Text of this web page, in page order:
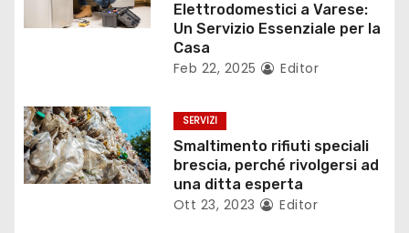
a
t
i
c
Elettrodomestici a Varese:
Un Servizio Essenziale per la
Casa
Feb 22, 2025 Editor
SERVIZI
Smaltimento rifiuti speciali
brescia, perché rivolgersi ad
una ditta esperta
Ott 23, 2023 Editor